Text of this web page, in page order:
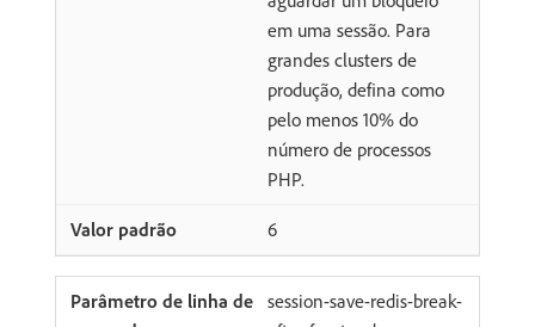
em uma sessão. Para
grandes clusters de
produção, defina como
pelo menos 10% do
número de processos
PHP.
6
session-save-redis-break-